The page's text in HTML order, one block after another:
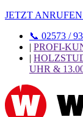
JETZT ANRUFEN
📞 02573 /
| PROFI-
|
UHR &